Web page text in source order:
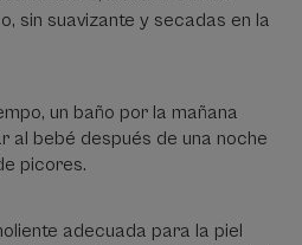
sin suavizante y secadas en la
un baño por la mañana
al bebé después de una noche
picores.
adecuada para la piel